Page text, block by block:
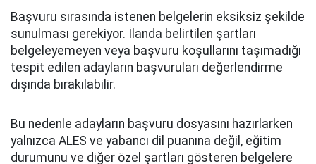
Başvuru sırasında istenen belgelerin eksiksiz şekilde
sunulması gerekiyor. İlanda belirtilen şartları
belgeleyemeyen veya başvuru koşullarını taşımadığı
tespit edilen adayların başvuruları değerlendirme
dışında bırakılabilir.
Bu nedenle adayların başvuru dosyasını hazırlarken
yalnızca ALES ve yabancı dil puanına değil, eğitim
durumunu ve diğer özel şartları gösteren belgelere